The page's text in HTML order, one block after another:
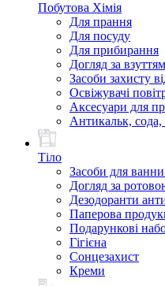
Побутова Хімія
Для прання
Для посуду
Для прибирання
Догляд за взуттям
Засоби захисту
Освіжувачі
Аксесуари для
Антикальк, сода,
Тіло
Засоби для
Догляд за
Дезодоранти
Паперова
Подарункові
Гігієна
Сонцезахист
Креми